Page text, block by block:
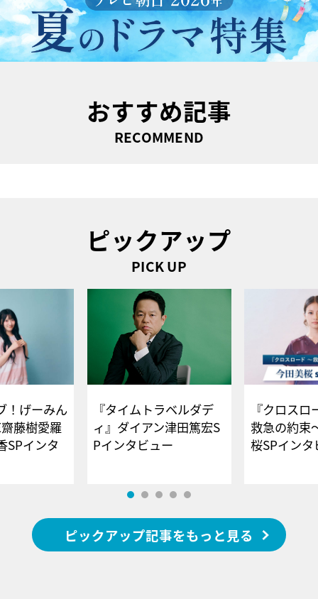
おすすめ記事
RECOMMEND
ピックアップ
PICK UP
！げーみん
藤樹愛羅
SPインタ
『タイムトラベルダデ
ィ』ダイアン津田篤宏S
Pインタビュー
『クロス
救急の約束
桜SPイ
ピックアップ記事をもっと見る